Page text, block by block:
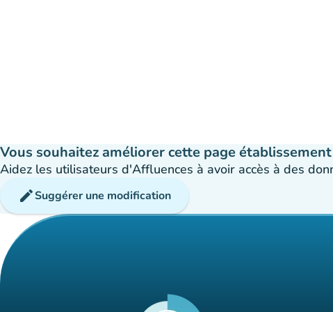
Vous souhaitez améliorer cette page établissement
Aidez les utilisateurs d'Affluences à avoir accès à des
editSuggérer une modification